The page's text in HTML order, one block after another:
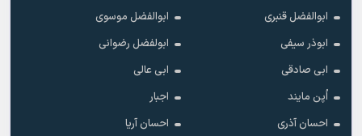
ابوالفضل قنبری
ابوالفضل موسوی
ابوذر سیفی
ابولفضل رضوانی
ابی صادقی
ابی عالی
اُپن مایند
اجبار
احسان آذری
احسان آریا